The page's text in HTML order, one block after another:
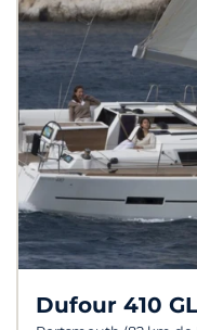
Dufour 410 GL